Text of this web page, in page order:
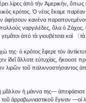
λίρες ἀπὸ τὴν Ἀμερικήν,
κρότος. Ὁ νέος ἔκαμε
ἀφήσουν κανένα
ναργιλέδες, ὅλα ὁ
ἀπὸ τὰ γιουβέτσια καὶ 〈
της· ὁ κρότος ἔφερε τὸν
ἰδεῖ ἄλλοτε εὐτυχίας,
λιρῶν τοῦ παλιννοστήσαντος
ἡ μάννα της― ἀπεφάσισε
ἀρραβωνιαστικοῦ ἔγιναν ―οἱ